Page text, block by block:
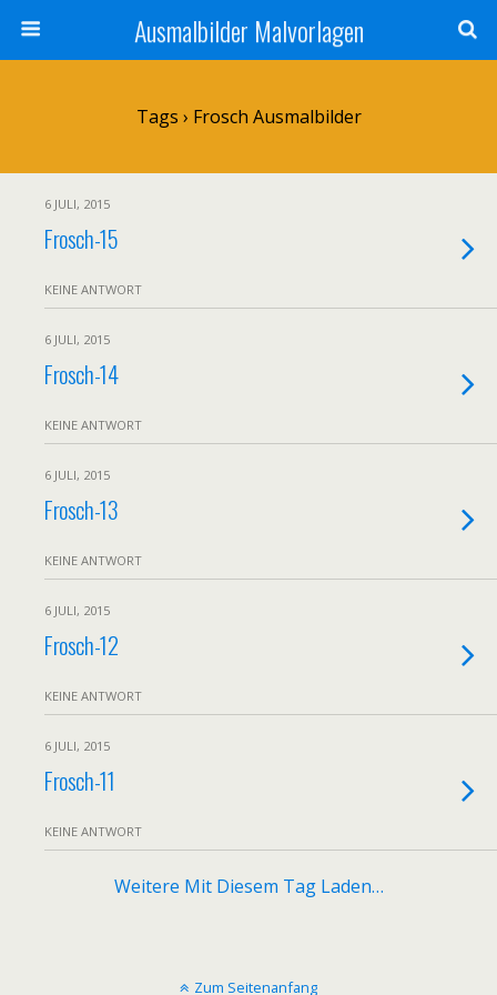
Ausmalbilder Malvorlagen
Tags › Frosch Ausmalbilder
6 JULI, 2015
Frosch-15
KEINE ANTWORT
6 JULI, 2015
Frosch-14
KEINE ANTWORT
6 JULI, 2015
Frosch-13
KEINE ANTWORT
6 JULI, 2015
Frosch-12
KEINE ANTWORT
6 JULI, 2015
Frosch-11
KEINE ANTWORT
Weitere Mit Diesem Tag Laden…
Zum Seitenanfang